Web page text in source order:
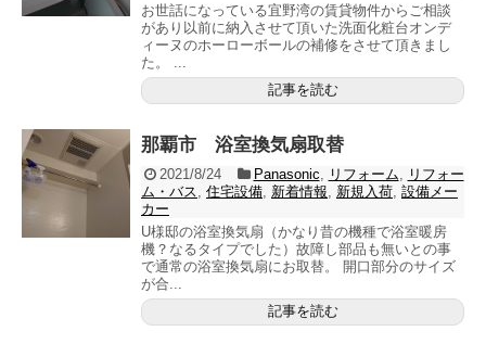
お世話になっている宜野湾の賃貸物件からご相談
があり以前に納入させて頂いた洗面化粧台オンデ
ィーヌのホーローボールの補修をさせて頂きまし
た。 ...
記事を読む
那覇市 浴室換気扇取替
2021/8/24 Panasonic リフォーム
リフォー
ム・バス
住宅設備 新着情報 新規入荷 設備メー
カー
U様邸の浴室換気扇（かなり昔の機種で浴室暖房
機？なるタイプでした）故障し部品も無いとの事
で通常の浴室換気扇にお取替。 開口部分のサイズ
が合...
記事を読む